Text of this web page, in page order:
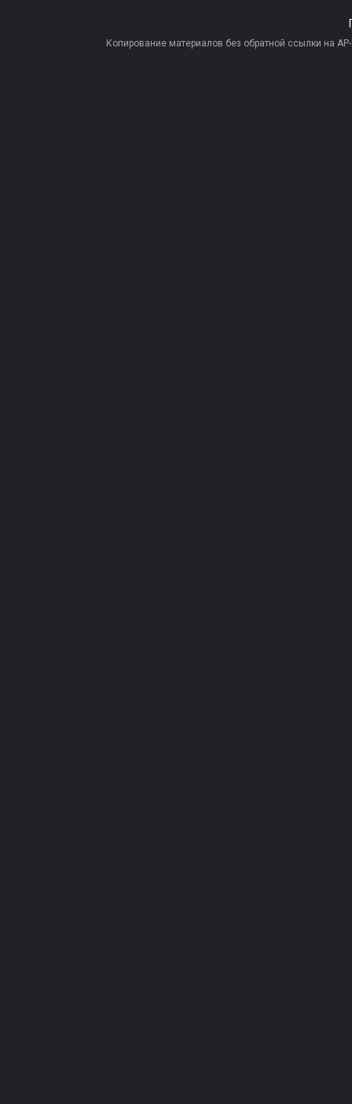
Копирование материалов без обратной ссылки на